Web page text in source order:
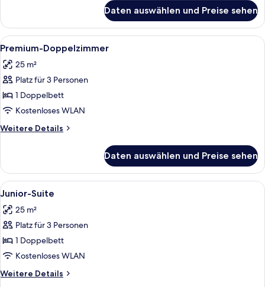
Doppelzimmer
Daten auswählen und Preise sehen
Alle
Fotos
für
Premium-
Doppelzimmer
anzeigen
Premium-Doppelzimmer |
10
Premium-Doppelzimmer
25 m²
Platz für 3 Personen
1 Doppelbett
Kostenloses WLAN
Weitere Details
Weitere
Doppelzimmer
Daten auswählen und Preise sehen
Alle
Fotos
für
Junior-
Suite
anzeigen
Ein modernes Hotelzimmer mit
3
Junior-Suite
25 m²
Platz für 3 Personen
1 Doppelbett
Kostenloses WLAN
Weitere Details
Weitere